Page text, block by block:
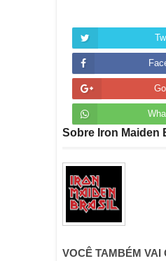
Sobre Iron Maiden
VOCÊ TAMBÉM VAI